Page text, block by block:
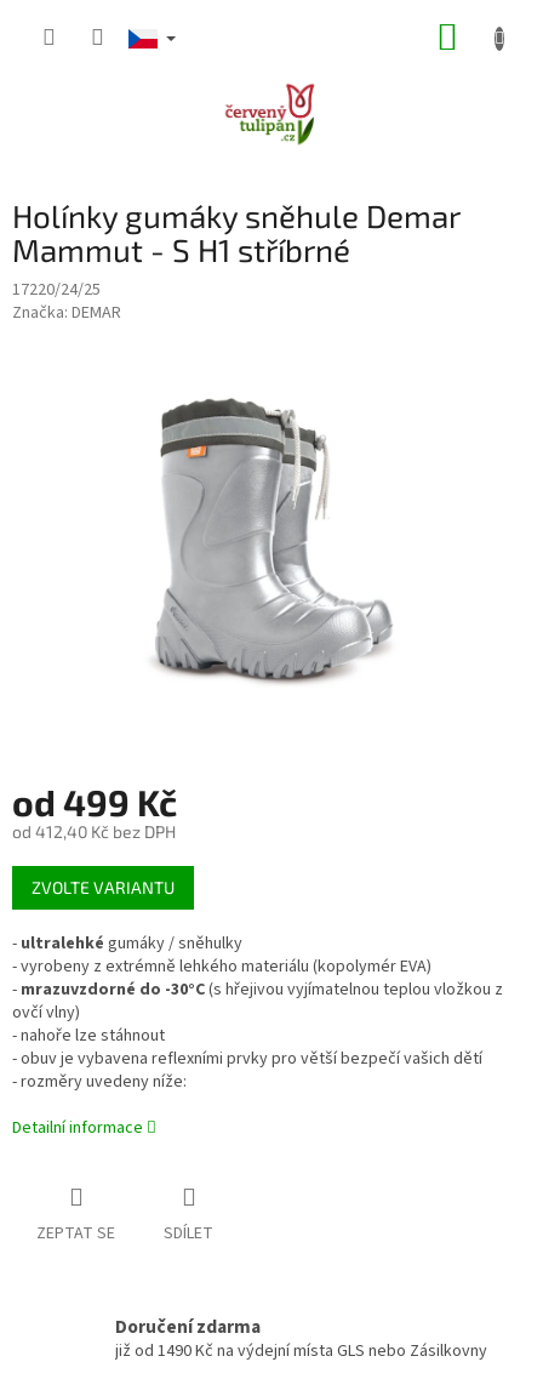
Holínky gumáky sněhule Demar
Mammut - S H1 stříbrné
17220/24/25
Značka: DEMAR
od 499 Kč
od 412,40 Kč bez DPH
Měrná
cena:
ZVOLTE VARIANTU
- ultralehké gumáky / sněhulky
- vyrobeny z extrémně lehkého materiálu (kopolymér EVA)
- mrazuvzdorné do -30°C(s hřejivou vyjímatelnou teplou vložkou z
ovčí vlny)
- nahoře lze stáhnout
- obuv je vybavena reflexními prvky pro větší bezpečí vašich dětí
- rozměry uvedeny níže:
Detailní informace
ZEPTAT SE SDÍLET
Doručení zdarma
již od 1490 Kč na výdejní místa GLS nebo Zásilkovny